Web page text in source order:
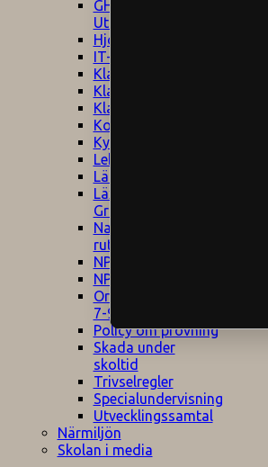
GHS
Utrymningsplan
Hjorthagen
IT-policy
Klagomålspolicy
Klassföräldramöte
Klassutflykter
Konsekvenstrappa
Kyrkobesök
Lektionsanalys
Läromedelspolicy
Läxor på
Gripsholmsskolan
Nationella prov,
rutiner
NPF-certifirering 1
NPF certifiering 2
Ordningsregler åk
7-9
Policy om prövning
Skada under
skoltid
Trivselregler
Specialundervisning
Utvecklingssamtal
Närmiljön
Skolan i media